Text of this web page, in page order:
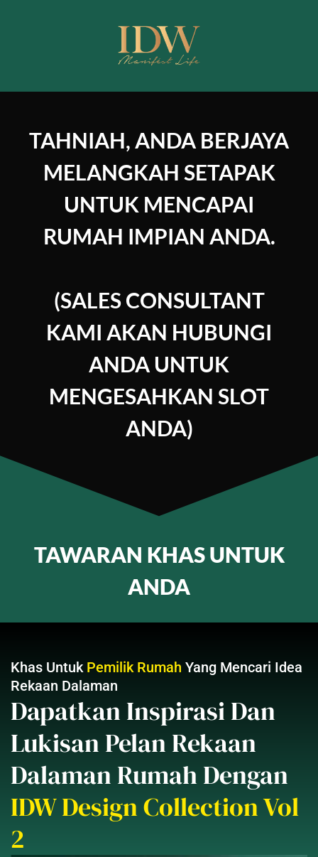
TAHNIAH, ANDA BERJAYA
MELANGKAH SETAPAK
UNTUK MENCAPAI
RUMAH IMPIAN ANDA.
(SALES CONSULTANT
KAMI AKAN HUBUNGI
ANDA UNTUK
MENGESAHKAN SLOT
ANDA)
TAWARAN KHAS UNTUK
ANDA
Khas Untuk Pemilik Rumah Yang Mencari Idea
Rekaan Dalaman
Dapatkan Inspirasi Dan
Lukisan Pelan Rekaan
Dalaman Rumah Dengan
IDW Design Collection Vol
2